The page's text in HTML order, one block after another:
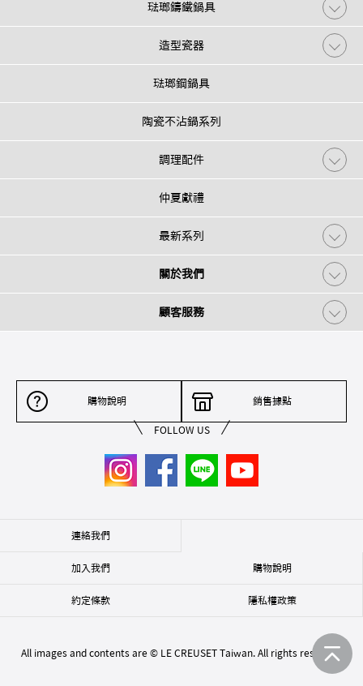
琺瑯鑄鐵鍋具
造型瓷器
琺瑯鋼鍋具
陶瓷不沾鍋系列
調理配件
仲夏獻禮
最新系列
關於我們
顧客服務
購物說明 銷售據點
FOLLOW US
連絡我們
加入我們 購物說明
約定條款 隱私權政策
All images and contents are © LE CREUSET Taiwan. All rights reserved.